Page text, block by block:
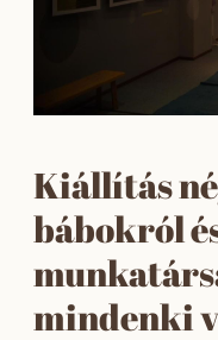
Kiállítás
bábokról
mindenki